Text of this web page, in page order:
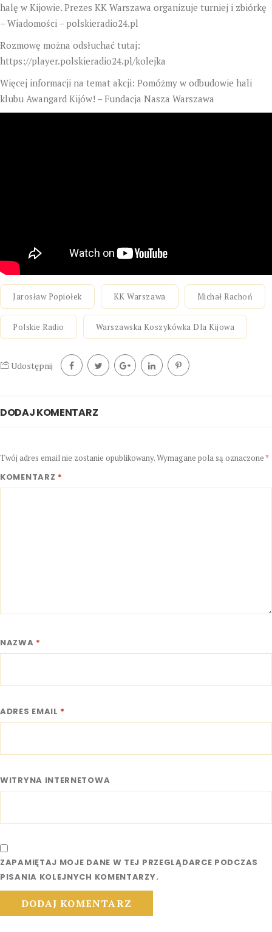
halę w Kijowie. Prezes KK Warszawa organizuje turniej i zbiórkę
– Wiadomości – polskieradio24.pl
Rozmowę można odsłuchać tutaj:
https://player.polskieradio24.pl/kolejka
Więcej informacji na temat akcji: Pomóżmy w odbudowie hali
klubu Awangard Kijów! – Fundacja Nasza Warszawa
Jarosław Popiołek KK Warszawa Michał Rachoń
Polskie Radio Warszawska Koszykówka Dla Kijowa
Udostępnij
DODAJ KOMENTARZ
Twój adres email nie zostanie opublikowany.Wymagane pola są oznaczone*
KOMENTARZ *
NAZWA *
ADRES EMAIL *
WITRYNA INTERNETOWA
ZAPAMIĘTAJ MOJE DANE W TEJ PRZEGLĄDARCE PODCZAS
PISANIA KOLEJNYCH KOMENTARZY.